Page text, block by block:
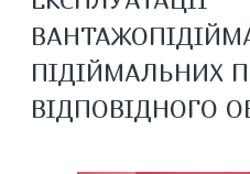
ПІДІЙМАЛЬНИХ
ВІДПОВІДНОГО